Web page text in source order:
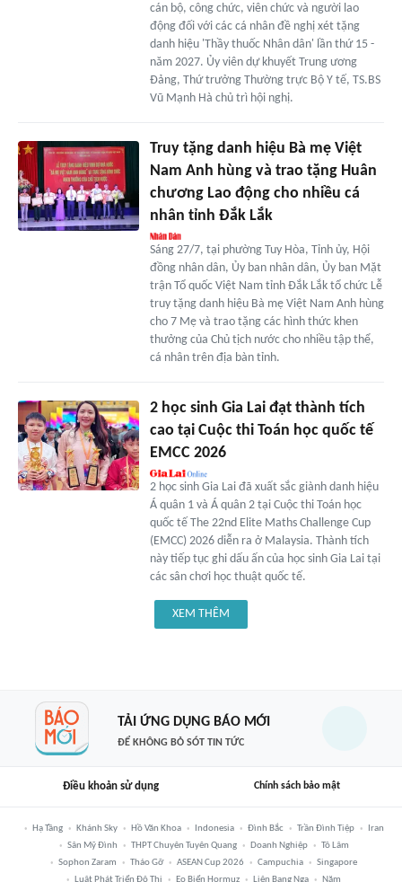
cán bộ, công chức, viên chức và người lao
động đối với các cá nhân đề nghị xét tặng
danh hiệu 'Thầy thuốc Nhân dân' lần thứ 15 -
năm 2027. Ủy viên dự khuyết Trung ương
Đảng, Thứ trưởng Thường trực Bộ Y tế, TS.BS
Vũ Mạnh Hà chủ trì hội nghị.
Truy tặng danh hiệu Bà mẹ Việt
Nam Anh hùng và trao tặng Huân
chương Lao động cho nhiều cá
nhân tỉnh Đắk Lắk
Sáng 27/7, tại phường Tuy Hòa, Tỉnh ủy, Hội
đồng nhân dân, Ủy ban nhân dân, Ủy ban Mặt
trận Tổ quốc Việt Nam tỉnh Đắk Lắk tổ chức Lễ
truy tặng danh hiệu Bà mẹ Việt Nam Anh hùng
cho 7 Mẹ và trao tặng các hình thức khen
thưởng của Chủ tịch nước cho nhiều tập thể,
cá nhân trên địa bàn tỉnh.
2 học sinh Gia Lai đạt thành tích
cao tại Cuộc thi Toán học quốc tế
EMCC 2026
2 học sinh Gia Lai đã xuất sắc giành danh hiệu
Á quân 1 và Á quân 2 tại Cuộc thi Toán học
quốc tế The 22nd Elite Maths Challenge Cup
(EMCC) 2026 diễn ra ở Malaysia. Thành tích
này tiếp tục ghi dấu ấn của học sinh Gia Lai tại
các sân chơi học thuật quốc tế.
XEM THÊM
TẢI ỨNG DỤNG BÁO MỚI
ĐỂ KHÔNG BỎ SÓT TIN TỨC
Điều khoản sử dụng Chính sách bảo mật
Hạ Tầng Khánh Sky Hồ Văn Khoa Indonesia Đình Bắc Trần Đình Tiệp
Iran
Sân Mỹ Đình
THPT Chuyên Tuyên Quang Doanh Nghiệp
Tô Lâm
Sophon Zaram
Tháo Gỡ ASEAN Cup 2026 Campuchia
Singapore
Luật Phát Triển Đô Thị
Eo Biển Hormuz Liên Bang Nga Năm